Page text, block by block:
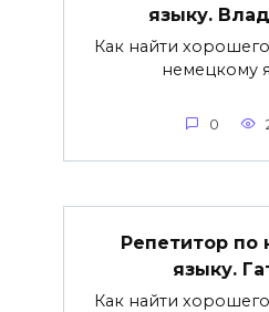
языку.
Как найти
немецкому
0
Репетитор по
языку.
Как найти